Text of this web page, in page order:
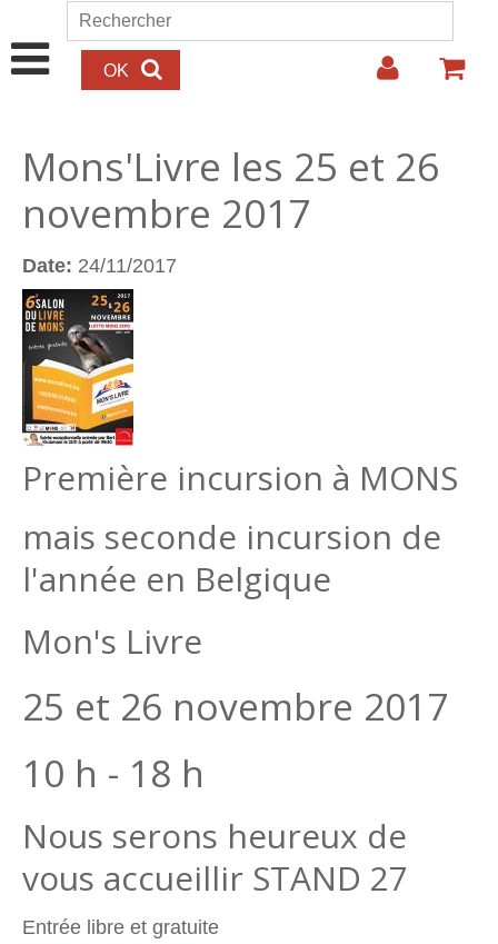
Aller au contenu principal
Formulaire de recherche
Rechercher
Mons'Livre les 25 et 26
novembre 2017
Date: 24/11/2017
Première incursion à MONS
mais seconde incursion de
l'année en Belgique
Mon's Livre
25 et 26 novembre 2017
10 h - 18 h
Nous serons heureux de
vous accueillir STAND 27
Entrée libre et gratuite